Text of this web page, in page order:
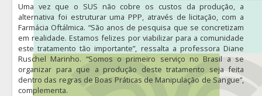
Uma vez que o SUS não cobre os custos da produção, a
alternativa foi estruturar uma PPP, através de licitação, com a
Farmácia Oftálmica. “São anos de pesquisa que se concretizam
em realidade. Estamos felizes por viabilizar para a comunidade
este tratamento tão importante”, ressalta a professora Diane
Ruschel Marinho. “Somos o primeiro serviço no Brasil a se
organizar para que a produção deste tratamento seja feita
dentro das regras de Boas Práticas de Manipulação de Sangue”,
complementa.